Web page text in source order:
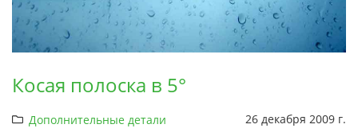
Косая полоска в 5°
Дополнительные детали 26 декабря 2009 г.